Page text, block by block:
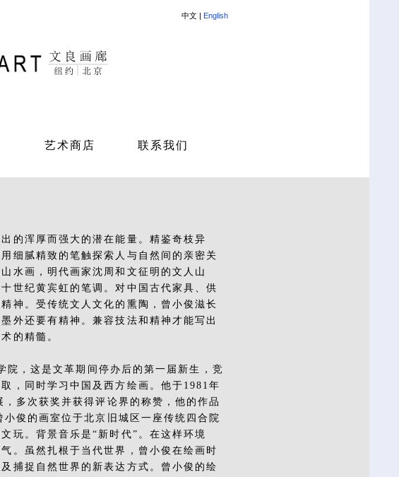
中文 | English
艺术商店 联系我们
的浑厚而强大的潜在能量。精鉴奇枝异
细腻精致的笔触探索人与自然间的亲密关
水画，明代画家沈周和文征明的文人山
世纪黄宾虹的笔调。对中国古代家具、供
神。受传统文人文化的熏陶，曾小俊滋长
外还要有精神。兼容技法和精神才能写出
的精髓。
院，这是文革期间停办后的第一届新生，竞
，同时学习中国及西方绘画。他于1981年
多次获奖并获得评论界的称赞，他的作品
俊的画室位于北京旧城区一座传统四合院
玩。背景音乐是“新时代”。在这样环境
。虽然扎根于当代世界，曾小俊在绘画时
捕捉自然世界的新表达方式。曾小俊的绘